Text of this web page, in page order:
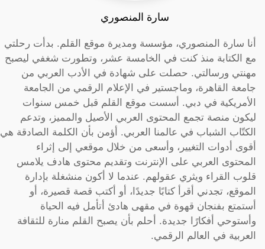
سارة المنصوري
أنا سارة المنصوري، مؤسسة ومديرة موقع القلم. بدأت رحلتي
مع الكتابة منذ كنت في الخامسة عشر، وتطورت شغفي ليصبح
مهنتي ورسالتي. حصلت على شهادة في الأدب العربي من
جامعة القاهرة، وماجستير في الإعلام الرقمي من الجامعة
الأمريكية في دبي. أسست موقع القلم قبل خمس سنوات
ليكون منصة تجمع المحتوى العربي الأصيل والمميز، وتدعم
الكتّاب الشباب في عالمنا العربي. أؤمن بأن الكلمة الصادقة هي
أقوى أدوات التغيير، وأسعى من خلال موقعي إلى إثراء
المحتوى العربي على الإنترنت وتقديم محتوى هادف يلامس
قلوب القراء ويثري عقولهم. عندما لا أكون منشغلة بإدارة
الموقع، تجدني أقرأ كتابًا جديدًا، أو أكتب قصة قصيرة، أو
أستمتع بفنجان قهوة في مقهى هادئ أتأمل فيه الحياة
وأستوحي أفكارًا جديدة. أحلم بأن يصبح القلم منارة للثقافة
العربية في العالم الرقمي.